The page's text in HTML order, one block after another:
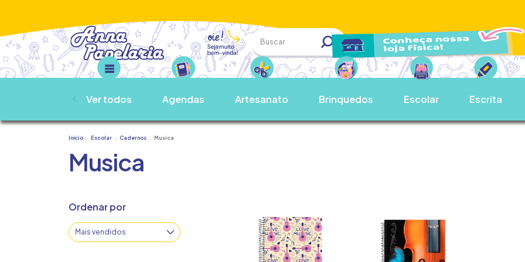
Ver todos Agendas Artesanato Brinquedos Escolar Escrita
Início Escolar Cadernos Musica
Musica
Ordenar por